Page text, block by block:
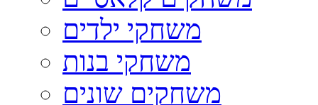
משחקי ילדים
משחקי בנות
משחקים שונים